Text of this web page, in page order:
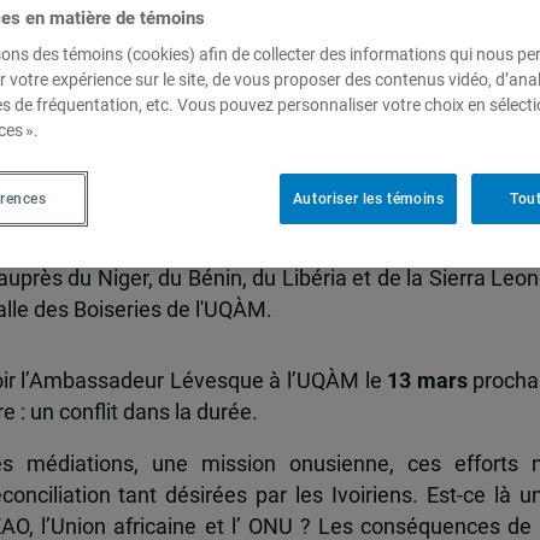
dans la durée
du Niger, du Bénin, du Libéria et de la Sierra
des Boiseries de l'UQÀM.
l’Ambassadeur Lévesque à l’UQÀM le 13 mars
: un conflit dans la durée.
médiations, une mission onusienne, ces efforts
tant désirées par les Ivoiriens. Est-ce là
l’Union africaine et l’ ONU ? Les conséquences de
en matière de témoins
des témoins (cookies) afin de collecter des informations qui nous
votre expérience sur le site, de vous proposer des contenus vidéo,
de fréquentation, etc. Vous pouvez personnaliser votre choix en
».
Autoriser les témoins